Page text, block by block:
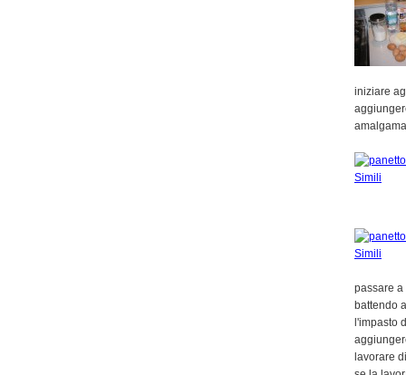
iniziare
passare a
battendo
l'impasto
lavorare